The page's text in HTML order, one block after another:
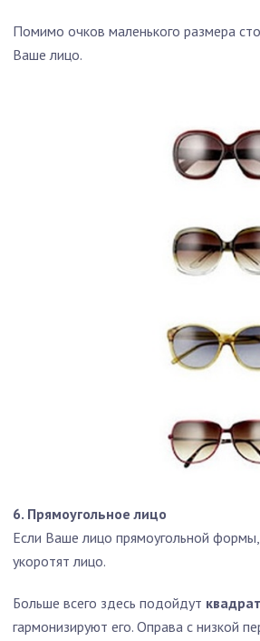
Помимо очков маленького размера
Ваше лицо.
6. Прямоугольное лицо
Если Ваше лицо прямоугольной
укоротят лицо.
Больше всего здесь подойдут
гармонизируют его. Оправа с низкой